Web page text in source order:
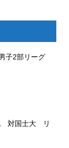
子2部リーグ
対国士大 リ